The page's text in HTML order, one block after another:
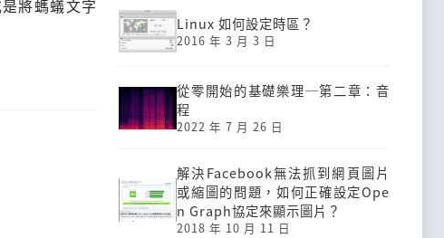
將螞蟻文字
Linux 如何設定時區？
2016 年 3 月 3 日
從零開始的基礎樂理─第二章：音
程
2022 年 7 月 26 日
解決Facebook無法抓到網頁圖片
或縮圖的問題，如何正確設定Ope
n Graph協定來顯示圖片？
2018 年 10 月 11 日